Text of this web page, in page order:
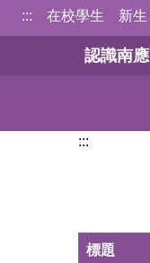
到
認識南應
::: 在校學生 新生
:::
標題